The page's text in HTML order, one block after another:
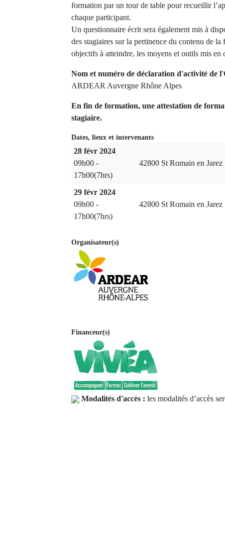
formation par un tour de table pour recueillir
chaque participant.
Un questionnaire écrit sera également mis à
des stagiaires sur la pertinence du contenu de
objectifs à atteindre, les moyens et outils mis en
Nom et numéro de déclaration d'activité de
ARDEAR Auvergne Rhône Alpes
En fin de formation, une attestation de
stagiaire.
Dates, lieux et intervenants
28 févr 2024
09h00 -
17h00(7hrs)
42800 St Romain en Jarez
29 févr 2024
09h00 -
17h00(7hrs)
42800 St Romain en Jarez
Organisateur(s)
Financeur(s)
Modalités d'accès : les modalités d’accès